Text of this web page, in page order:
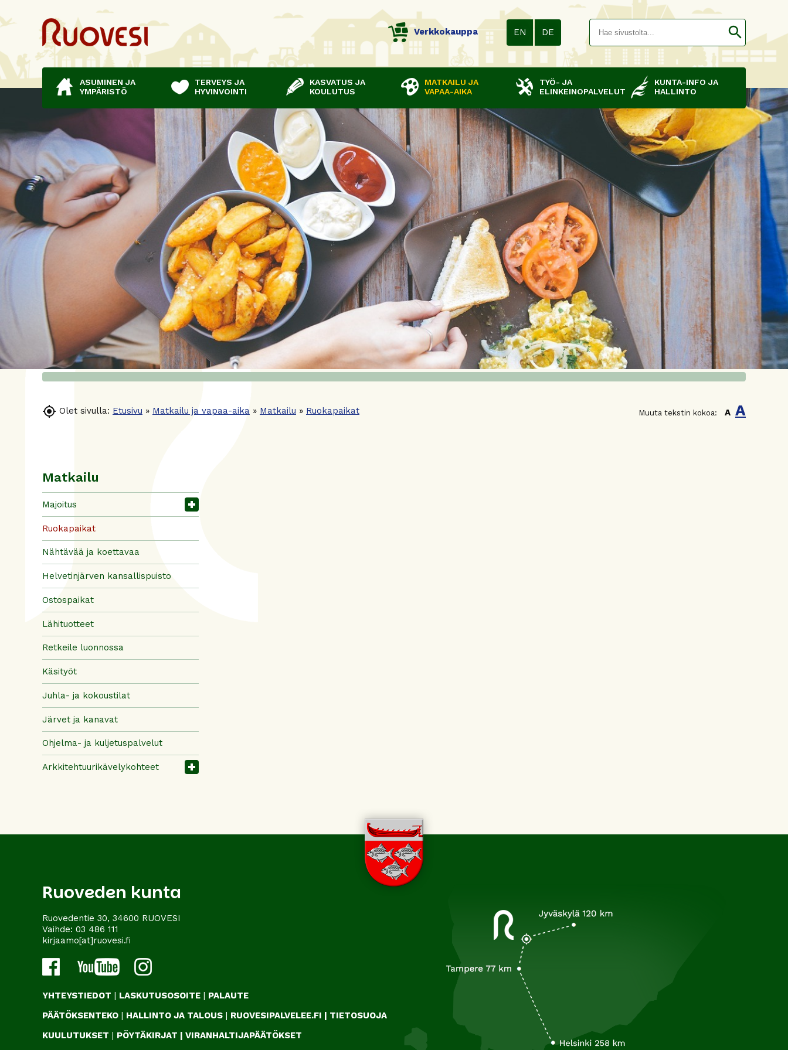
Verkkokauppa EN DE search
ASUMINEN JA
YMPÄRISTÖ
TERVEYS JA
HYVINVOINTI
KASVATUS JA
KOULUTUS
MATKAILU JA
VAPAA-AIKA
TYÖ- JA
ELINKEINOPALVELUT
KUNTA-INFO JA
HALLINTO
 Olet sivulla: Etusivu » Matkailu ja vapaa-aika » Matkailu » Ruokapaikat Muuta tekstin kokoa: A A
Matkailu
Majoitus
Ruokapaikat
Nähtävää ja koettavaa
Helvetinjärven kansallispuisto
Ostospaikat
Lähituotteet
Retkeile luonnossa
Käsityöt
Juhla- ja kokoustilat
Järvet ja kanavat
Ohjelma- ja kuljetuspalvelut
Arkkitehtuurikävelykohteet
Ruoveden kunta
Ruovedentie 30, 34600 RUOVESI
Vaihde: 03 486 111
kirjaamo[at]ruovesi.fi
YHTEYSTIEDOT | LASKUTUSOSOITE | PALAUTE
PÄÄTÖKSENTEKO | HALLINTO JA TALOUS | RUOVESIPALVELEE.FI | TIETOSUOJA
KUULUTUKSET | PÖYTÄKIRJAT | VIRANHALTIJAPÄÄTÖKSET